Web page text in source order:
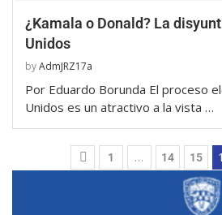
¿Kamala o Donald? La
Unidos
byAdmJRZ17a
Por Eduardo Borunda El proceso
Unidos es un atractivo a la vista …
1 … 14 15